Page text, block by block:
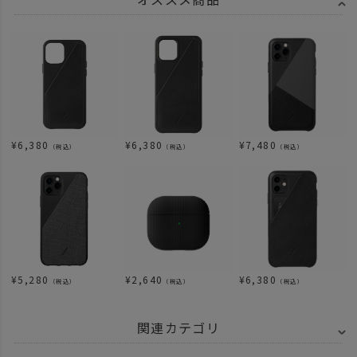
¥6,380 （税込） ¥6,380 （税込） ¥7,480 （税込）
¥5,280 （税込） ¥2,640 （税込） ¥6,380 （税込）
関連カテゴリ